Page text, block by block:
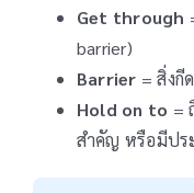
Get through
barrier)
Barrier = สิ่งกี
Hold on to =
สำคัญ หรือมีปร